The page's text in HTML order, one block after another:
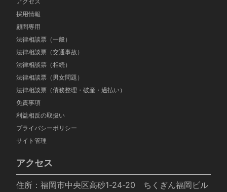
アクセス
採用情報
顧問専用
法律相談票（一般）
法律相談票（交通事故）
法律相談票（相続）
法律相談票（男女問題）
法律相談票（債務整理・破産・過払い）
免責事項
利益相反の取扱い
プライバシーポリシー
サイト管理
アクセス
住所：福岡市中央区高砂1-24-20 ちくぎん福岡ビル